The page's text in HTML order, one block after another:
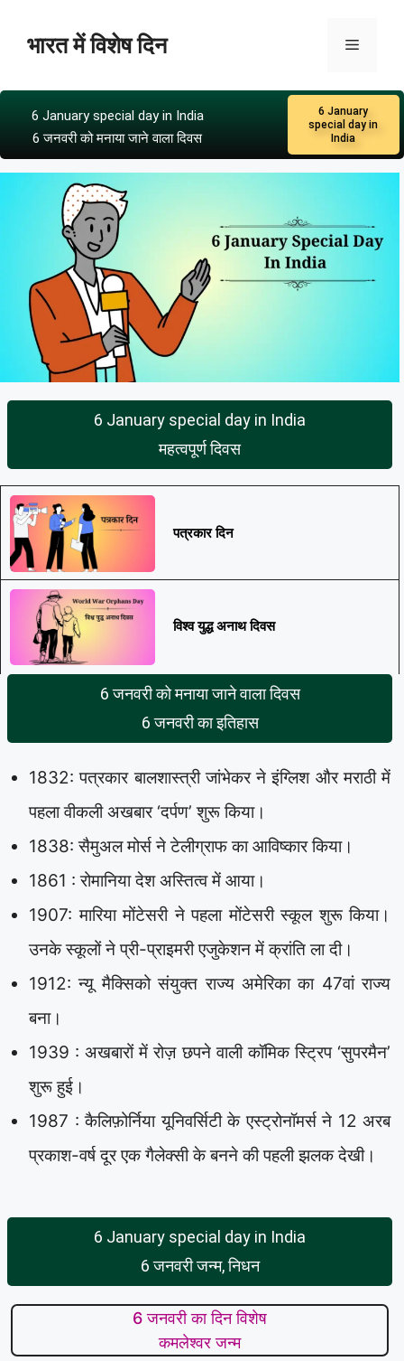
भारत में विशेष दिन
6 January special day in India
6 जनवरी को मनाया जाने वाला दिवस
6 January
special day in
India
6 January special day in India
महत्वपूर्ण दिवस
पत्रकार दिन
विश्व युद्ध अनाथ दिवस
6 जनवरी को मनाया जाने वाला दिवस
6 जनवरी का इतिहास
1832: पत्रकार बालशास्त्री जांभेकर ने इंग्लिश और मराठी में
पहला वीकली अखबार ‘दर्पण’ शुरू किया।
1838: सैमुअल मोर्स ने टेलीग्राफ का आविष्कार किया।
1861 : रोमानिया देश अस्तित्व में आया।
1907: मारिया मोंटेसरी ने पहला मोंटेसरी स्कूल शुरू किया।
उनके स्कूलों ने प्री-प्राइमरी एजुकेशन में क्रांति ला दी।
1912: न्यू मैक्सिको संयुक्त राज्य अमेरिका का 47वां राज्य
बना।
1939 : अखबारों में रोज़ छपने वाली कॉमिक स्ट्रिप ‘सुपरमैन’
शुरू हुई।
1987 : कैलिफ़ोर्निया यूनिवर्सिटी के एस्ट्रोनॉमर्स ने 12 अरब
प्रकाश-वर्ष दूर एक गैलेक्सी के बनने की पहली झलक देखी।
6 January special day in India
6 जनवरी जन्म, निधन
6 जनवरी का दिन विशेष
कमलेश्वर जन्म